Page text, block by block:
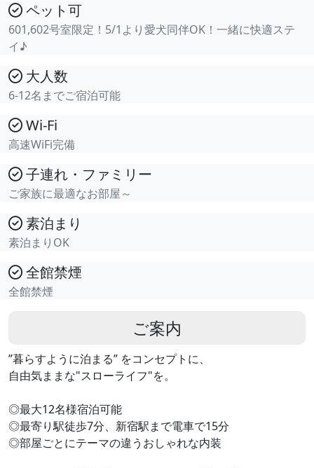
ペット可
601,602号室限定！5/1より愛犬同伴OK！一緒に快適ステ
イ♪
大人数
6-12名までご宿泊可能
Wi-Fi
高速WiFi完備
子連れ・ファミリー
ご家族に最適なお部屋～
素泊まり
素泊まりOK
全館禁煙
全館禁煙
ご案内
”暮らすように泊まる” をコンセプトに、
自由気ままな"スローライフ"を。
◎最大12名様宿泊可能
◎最寄り駅徒歩7分、新宿駅まで電車で15分
◎部屋ごとにテーマの違うおしゃれな内装